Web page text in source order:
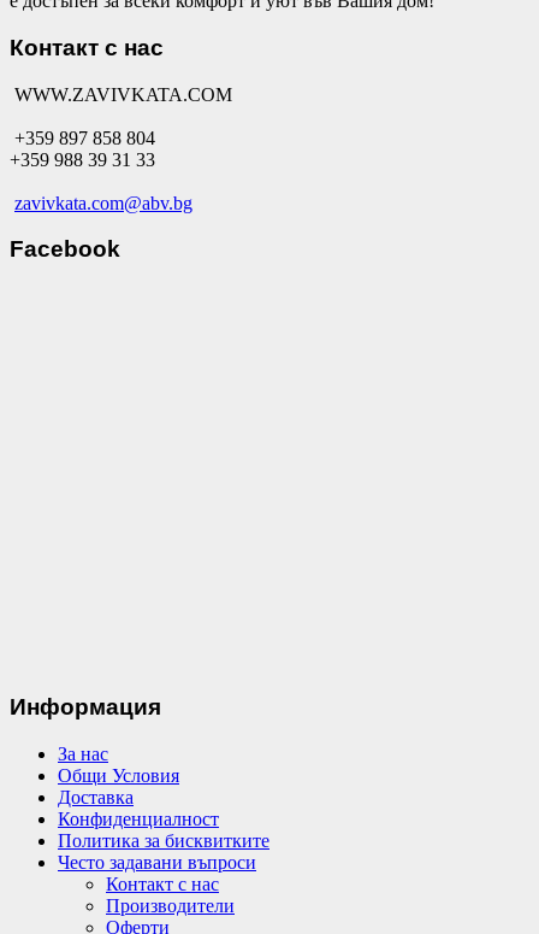
Контакт с нас
WWW.ZAVIVKATA.COM
+359 897 858 804
+359 988 39 31 33
zavivkata.com@abv.bg
Facebook
Информация
За нас
Общи Условия
Доставка
Конфиденциалност
Политика за бисквитките
Често задавани въпроси
Контакт с нас
Производители
Оферти